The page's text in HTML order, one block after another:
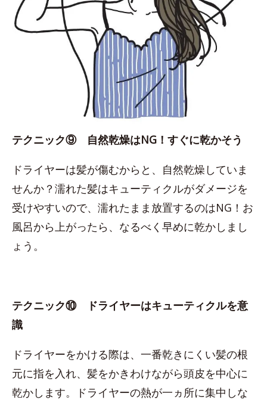
テクニック⑨ 自然乾燥はNG！すぐに乾かそう
ドライヤーは髪が傷むからと、自然乾燥していま
せんか？濡れた髪はキューティクルがダメージを
受けやすいので、濡れたまま放置するのはNG！お
風呂から上がったら、なるべく早めに乾かしまし
ょう。
テクニック⑩ ドライヤーはキューティクルを意
識
ドライヤーをかける際は、一番乾きにくい髪の根
元に指を入れ、髪をかきわけながら頭皮を中心に
乾かします。ドライヤーの熱が一ヵ所に集中しな